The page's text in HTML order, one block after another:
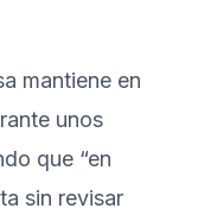
mantiene en
unos
que “en
sin revisar